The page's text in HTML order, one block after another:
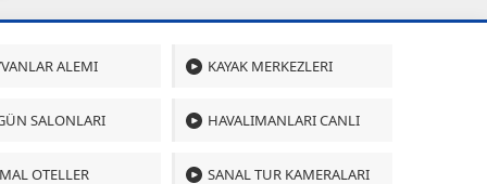
ALEMI KAYAK MERKEZLERI
SALONLARI HAVALIMANLARI CANLI
OTELLER SANAL TUR KAMERALARI